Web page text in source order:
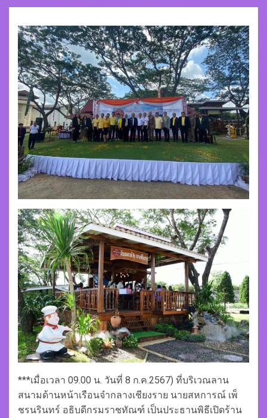
***เมื่อเวลา 09.00 น. วันที่ 8 ก.ค.2567) ที่บริเวณลาน
สนามด้านหน้าเรือนจำกลางเชียงราย นายสหการณ์ เพ็
ชรนรินทร์ อธิบดีกรมราชทัณฑ์ เป็นประธานพิธีเปิดร้าน